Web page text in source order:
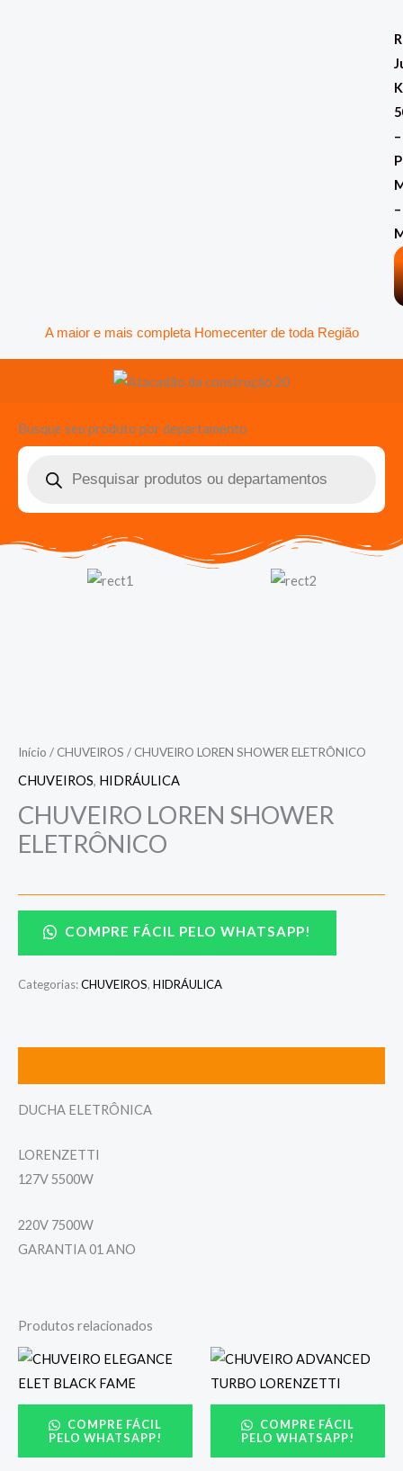
–
–
A maior e mais completa Homecenter de toda Região
Busque seu produto por departamento
Pesquisar
Início / CHUVEIROS / CHUVEIRO LOREN SHOWER ELETRÔNICO
CHUVEIROS, HIDRÁULICA
CHUVEIRO LOREN SHOWER
ELETRÔNICO
COMPRE FÁCIL PELO WHATSAPP!
Categorias:CHUVEIROS, HIDRÁULICA
DUCHA ELETRÔNICA
LORENZETTI
127V 5500W
220V 7500W
GARANTIA 01 ANO
Produtos relacionados
COMPRE FÁCIL
PELO WHATSAPP!
COMPRE FÁCIL
PELO WHATSAPP!